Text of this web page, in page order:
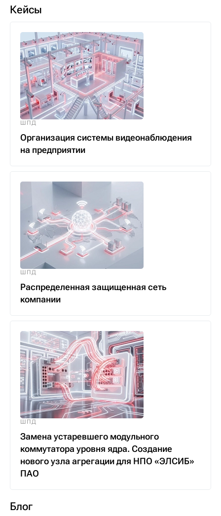
Кейсы
ШПД
Организация системы видеонаблюдения
на предприятии
ШПД
Распределенная защищенная сеть
компании
ШПД
Замена устаревшего модульного
коммутатора уровня ядра. Создание
нового узла агрегации для НПО «ЭЛСИБ»
ПАО
Блог